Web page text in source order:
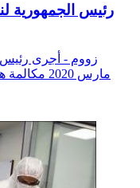
رئيس الجمهورية
مارس 2020